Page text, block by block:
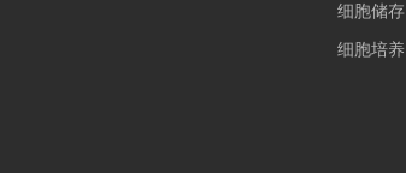
细胞储存
细胞培养